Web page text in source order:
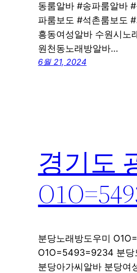
동룸알바 #송파룸알바
파룸보도 #석촌룸보도
흥동여성알바 수원시노
원천동노래방알바…
6월 21, 2024
경기도
분당노래방도우미
O1O=5493=9234 분당
분당아가씨알바 분당